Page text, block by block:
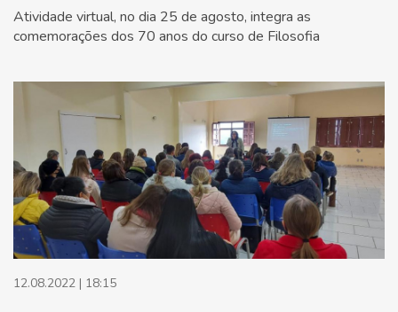
Atividade virtual, no dia 25 de agosto, integra as
comemorações dos 70 anos do curso de Filosofia
12.08.2022 | 18:15